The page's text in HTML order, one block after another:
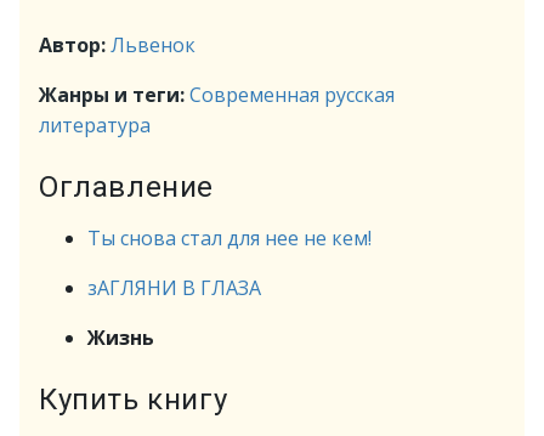
Автор:Львенок
Жанры и теги:Современная русская
литература
Оглавление
Ты снова стал для нее не кем!
зАГЛЯНИ В ГЛАЗА
Жизнь
Купить книгу